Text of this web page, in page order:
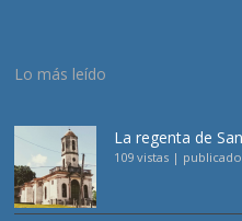
Lo más leído
La regenta de
109 vistas |